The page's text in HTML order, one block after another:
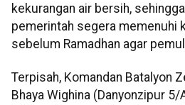
kekurangan air bersih,
pemerintah segera memenuhi
sebelum Ramadhan agar
Terpisah, Komandan Batalyon
Bhaya Wighina (Danyonzipur 5/